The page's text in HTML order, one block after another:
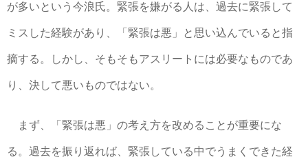
が多いという今浪氏。緊張を嫌がる人は、過去に緊張して
ミスした経験があり、「緊張は悪」と思い込んでいると指
摘する。しかし、そもそもアスリートには必要なものであ
り、決して悪いものではない。
まず、「緊張は悪」の考え方を改めることが重要にな
る。過去を振り返れば、緊張している中でうまくできた経